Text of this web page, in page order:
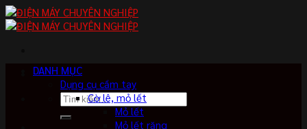
Skip
to
Tìm
kiếm:
DANH MỤC
Dụng cụ cầm tay
Cờ lê, mỏ lết
Mỏ lết
Mỏ lết răng